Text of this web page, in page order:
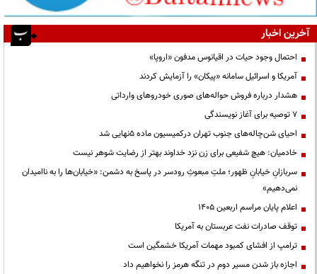
آخرین اخبار
احتمال وجود حیات در اقیانوس مدفون «اروپا»
آمریکا و اسرائیل سامانه «پیکان» را آزمایش کردند
هشدار درباره فروش حواله‌های صوری خودروهای وارداتی
۷ توصیه برای آغاز نویسندگی
احیای شن‌چاله‌های جنوب تهران درکمیسیون ماده ۵نهایی شد
خادمیان: هیچ شفیعی برای زن نزد خداوند بهتر از رضایت شوهر نیست
سربازانِ خیابانِ ظهور؛ ملتِ مبعوثِ رودسر در پاسخ به دشمن: «خیابان‌ها را به ناامیدان
نمی‌دهیم»
اعلام پایان مراسم اربعین ۱۴۰۵
توقف صادرات نفت عربستان به آمریکا
ترامپ از افشای کمبود مهمات آمریکا خشمگین است
اجازه باز شدن مسیر دوم در تنگه هرمز را نخواهیم داد